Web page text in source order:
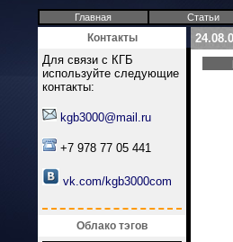
Главная
Статьи
Контакты
Для связи с КГБ
используйте следующие
контакты:
kgb3000@mail.ru
+7 978 77 05 441
vk.com/kgb3000com
Облако тэгов